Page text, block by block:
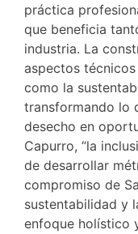
práctica
que beneficia
industria. La
aspectos
como la
transformando lo
desecho en
Capurro, “la
de desarrollar
compromiso de
sustentabilidad y
enfoque holístico